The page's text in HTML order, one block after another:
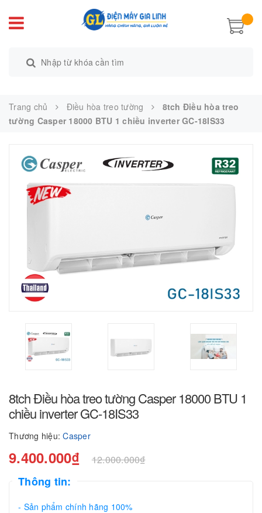
Trang chủ Điều hòa treo tường
8tch Điều hòa treo
tường Casper 18000 BTU 1 chiều inverter GC-18IS33
8tch Điều hòa treo tường Casper 18000 BTU 1
chiều inverter GC-18IS33
Thương hiệu: Casper
9.400.000₫ 12.000.000₫
Thông tin:
- Sản phẩm chính hãng 100%